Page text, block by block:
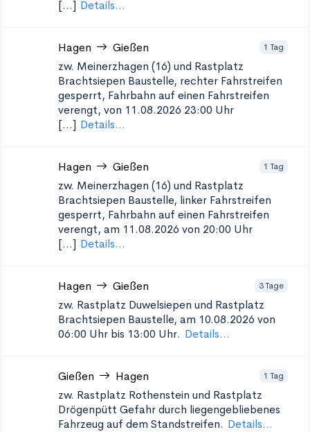
[...] Details...
Hagen Gießen 1 Tag
zw. Meinerzhagen (16) und Rastplatz
Brachtsiepen Baustelle, rechter Fahrstreifen
gesperrt, Fahrbahn auf einen Fahrstreifen
verengt, von 11.08.2026 23:00 Uhr
[...] Details...
Hagen Gießen 1 Tag
zw. Meinerzhagen (16) und Rastplatz
Brachtsiepen Baustelle, linker Fahrstreifen
gesperrt, Fahrbahn auf einen Fahrstreifen
verengt, am 11.08.2026 von 20:00 Uhr
[...] Details...
Hagen Gießen 3 Tage
zw. Rastplatz Duwelsiepen und Rastplatz
Brachtsiepen Baustelle, am 10.08.2026 von
06:00 Uhr bis 13:00 Uhr. Details...
Gießen Hagen 1 Tag
zw. Rastplatz Rothenstein und Rastplatz
Drögenpütt Gefahr durch liegengebliebenes
Fahrzeug auf dem Standstreifen. Details...